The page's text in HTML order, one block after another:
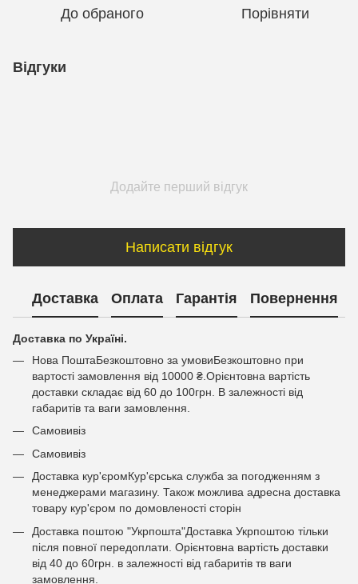
До обраного Порівняти
Відгуки
Додайте перший відгук
Написати відгук
Доставка Оплата Гарантія Повернення
Доставка по Україні.
Нова ПоштаБезкоштовно за умовиБезкоштовно при
вартості замовлення від 10000 ₴.Орієнтовна вартість
доставки складає від 60 до 100грн. В залежності від
габаритів та ваги замовлення.
Самовивіз
Самовивіз
Доставка кур'єромКур'єрська служба за погодженням з
менеджерами магазину. Також можлива адресна доставка
товару кур'єром по домовленості сторін
Доставка поштою "Укрпошта"Доставка Укрпоштою тільки
після повної передоплати. Орієнтовна вартість доставки
від 40 до 60грн. в залежності від габаритів тв ваги
замовлення.